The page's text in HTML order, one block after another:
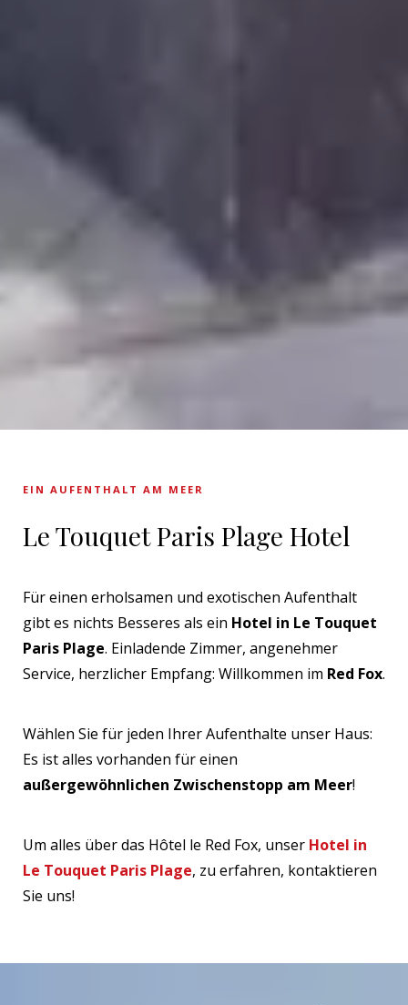
EIN AUFENTHALT AM MEER
Le Touquet Paris Plage Hotel
Für einen erholsamen und exotischen Aufenthalt
gibt es nichts Besseres als ein Hotel in Le Touquet
Paris Plage. Einladende Zimmer, angenehmer
Service, herzlicher Empfang: Willkommen im Red Fox.
Wählen Sie für jeden Ihrer Aufenthalte unser Haus:
Es ist alles vorhanden für einen
außergewöhnlichen Zwischenstopp am Meer!
Um alles über das Hôtel le Red Fox, unser Hotel in
Le Touquet Paris Plage, zu erfahren, kontaktieren
Sie uns!